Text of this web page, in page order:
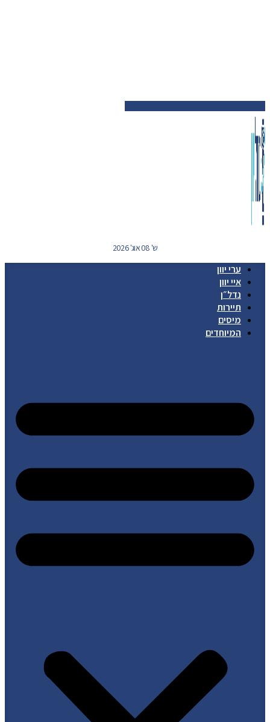
ש' 08 אוג' 2026
ערי יוון
איי יוון
נדל״ן
תיירות
מיסים
המיוחדים